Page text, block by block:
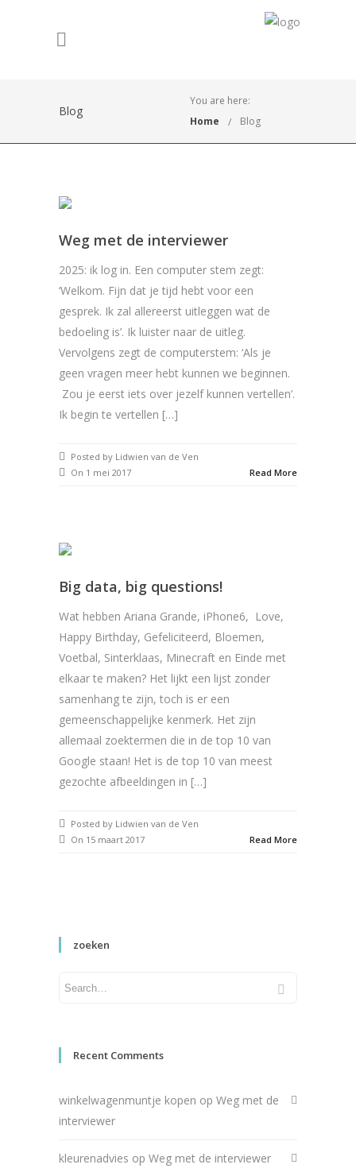
Blog
You are here:
Home
Blog
Weg met de interviewer
2025: ik log in. Een computer stem zegt:
‘Welkom. Fijn dat je tijd hebt voor een
gesprek. Ik zal allereerst uitleggen wat de
bedoeling is’. Ik luister naar de uitleg.
Vervolgens zegt de computerstem: ‘Als je
geen vragen meer hebt kunnen we beginnen.
Zou je eerst iets over jezelf kunnen vertellen’.
Ik begin te vertellen […]
Posted by Lidwien van de Ven
On 1 mei 2017
Read More
Big data, big questions!
Wat hebben Ariana Grande, iPhone6, Love,
Happy Birthday, Gefeliciteerd, Bloemen,
Voetbal, Sinterklaas, Minecraft en Einde met
elkaar te maken? Het lijkt een lijst zonder
samenhang te zijn, toch is er een
gemeenschappelijke kenmerk. Het zijn
allemaal zoektermen die in de top 10 van
Google staan! Het is de top 10 van meest
gezochte afbeeldingen in […]
Posted by Lidwien van de Ven
On 15 maart 2017
Read More
zoeken
Recent Comments
winkelwagenmuntje kopen op Weg met de
interviewer
kleurenadvies op Weg met de interviewer